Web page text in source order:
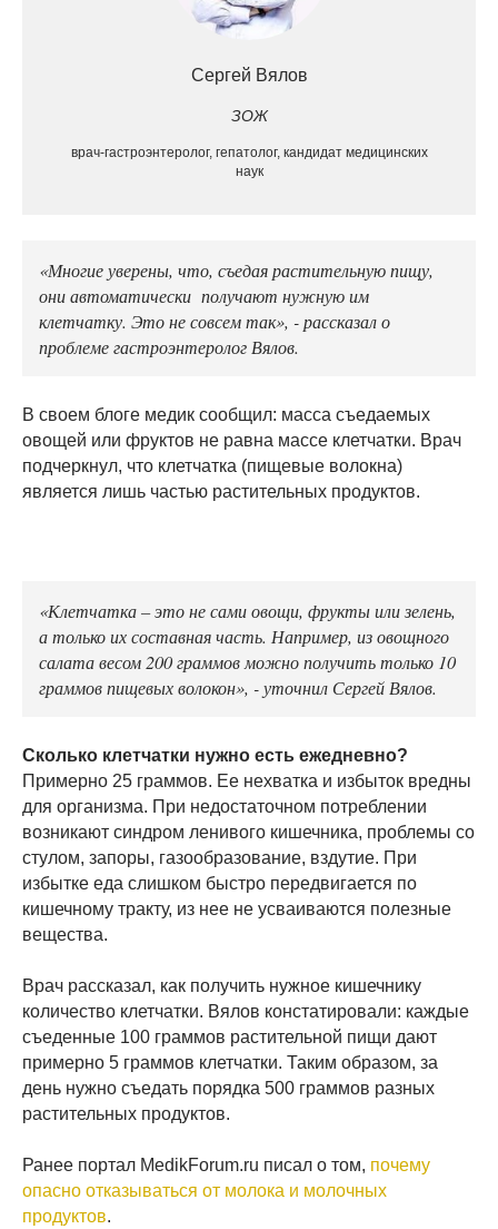
Сергей Вялов
ЗОЖ
врач-гастроэнтеролог, гепатолог, кандидат медицинских
наук
«Многие уверены, что, съедая растительную пищу,
они автоматически получают нужную им
клетчатку. Это не совсем так», - рассказал о
проблеме гастроэнтеролог Вялов.
В своем блоге медик сообщил: масса съедаемых
овощей или фруктов не равна массе клетчатки. Врач
подчеркнул, что клетчатка (пищевые волокна)
является лишь частью растительных продуктов.
«Клетчатка – это не сами овощи, фрукты или зелень,
а только их составная часть. Например, из овощного
салата весом 200 граммов можно получить только 10
граммов пищевых волокон», - уточнил Сергей Вялов.
Сколько клетчатки нужно есть ежедневно?
Примерно 25 граммов. Ее нехватка и избыток вредны
для организма. При недостаточном потреблении
возникают синдром ленивого кишечника, проблемы со
стулом, запоры, газообразование, вздутие. При
избытке еда слишком быстро передвигается по
кишечному тракту, из нее не усваиваются полезные
вещества.
Врач рассказал, как получить нужное кишечнику
количество клетчатки. Вялов констатировали: каждые
съеденные 100 граммов растительной пищи дают
примерно 5 граммов клетчатки. Таким образом, за
день нужно съедать порядка 500 граммов разных
растительных продуктов.
Ранее портал MedikForum.ru писал о том, почему
опасно отказываться от молока и молочных
продуктов.